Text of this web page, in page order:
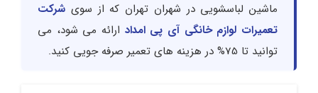
ماشین لباسشویی در شهران تهران که از سوی شرکت
تعمیرات لوازم خانگی آی پی امداد ارائه می شود، می
توانید تا 75% در هزینه های تعمیر صرفه جویی کنید.